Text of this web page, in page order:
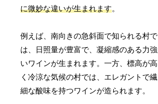
に微妙な違いが生まれます。
例えば、南向きの急斜面で知られる村で
は、日照量が豊富で、凝縮感のある力強
いワインが生まれます。一方、標高が高
く冷涼な気候の村では、エレガントで繊
細な酸味を持つワインが造られます。